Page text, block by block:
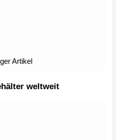
Artikel
weltweit